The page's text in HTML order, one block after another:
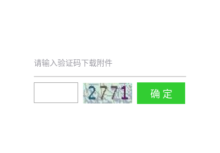
请输入验证码下载附件